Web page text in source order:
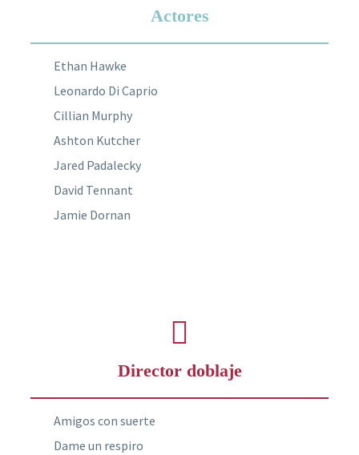
Actores
Ethan Hawke
Leonardo Di Caprio
Cillian Murphy
Ashton Kutcher
Jared Padalecky
David Tennant
Jamie Dornan
Director doblaje
Amigos con suerte
Dame un respiro